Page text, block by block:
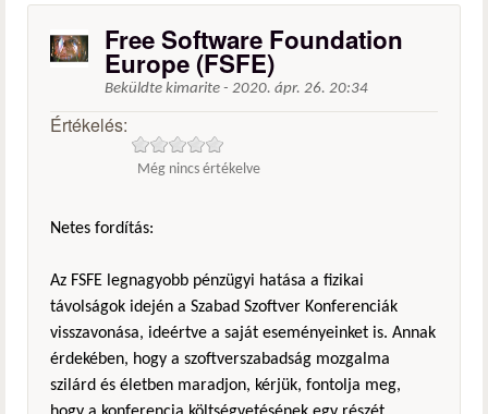
Free Software Foundation
Europe (FSFE)
Beküldte kimarite - 2020. ápr. 26. 20:34
Értékelés:
Még nincs értékelve
Netes fordítás:
Az FSFE legnagyobb pénzügyi hatása a fizikai
távolságok idején a Szabad Szoftver Konferenciák
visszavonása, ideértve a saját eseményeinket is. Annak
érdekében, hogy a szoftverszabadság mozgalma
szilárd és életben maradjon, kérjük, fontolja meg,